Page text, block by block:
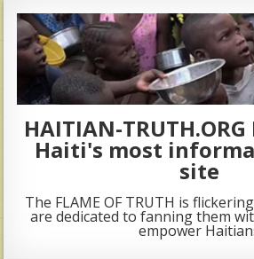
HAITIAN-
Haiti's most
site
The FLAME OF TRUTH is
are dedicated to fanning them
empower